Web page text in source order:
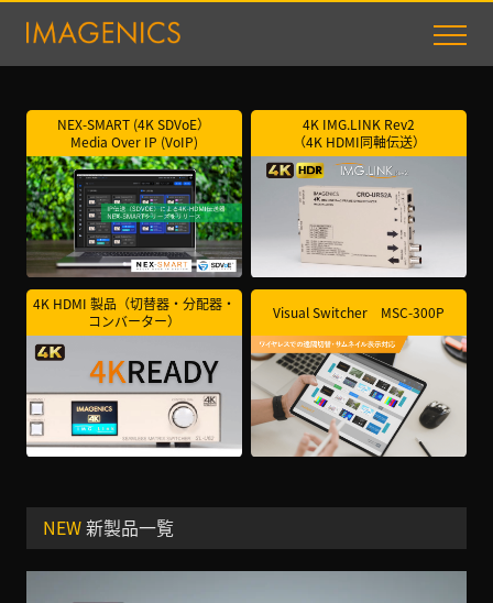
NEX-SMART (4K SDVoE）
Media Over IP (VoIP)
4K IMG.LINK Rev2
（4K HDMI同軸伝送）
4K HDMI 製品（切替器・分配器・
コンバーター）
Visual Switcher MSC-300P
NEW新製品一覧